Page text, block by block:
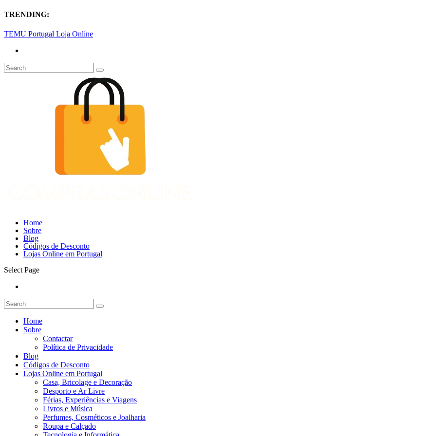
TRENDING:
TEMU Portugal Loja Online
Home
Sobre
Blog
Códigos de Desconto
Lojas Online em Portugal
Select Page
Home
Sobre
Contactar
Política de Privacidade
Blog
Códigos de Desconto
Lojas Online em Portugal
Casa, Bricolage e Decoração
Desporto e Ar Livre
Férias, Experiências e Viagens
Livros e Música
Perfumes, Cosméticos e Joalharia
Roupa e Calçado